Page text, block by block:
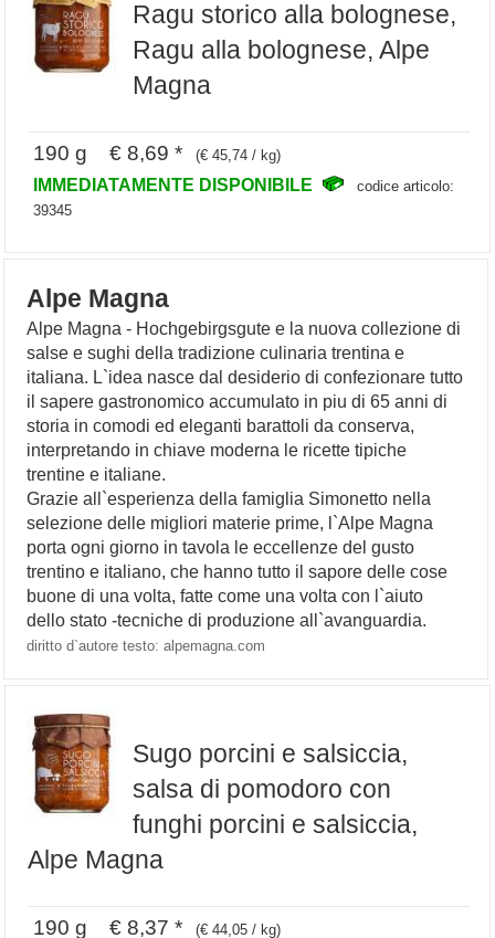
Ragu storico alla bolognese,
Ragu alla bolognese, Alpe
Magna
190 g € 8,69 * (€ 45,74 / kg)
IMMEDIATAMENTE DISPONIBILE
codice articolo:
39345
Alpe Magna
Alpe Magna - Hochgebirgsgute e la nuova collezione di
salse e sughi della tradizione culinaria trentina e
italiana. L`idea nasce dal desiderio di confezionare tutto
il sapere gastronomico accumulato in piu di 65 anni di
storia in comodi ed eleganti barattoli da conserva,
interpretando in chiave moderna le ricette tipiche
trentine e italiane.
Grazie all`esperienza della famiglia Simonetto nella
selezione delle migliori materie prime, l`Alpe Magna
porta ogni giorno in tavola le eccellenze del gusto
trentino e italiano, che hanno tutto il sapore delle cose
buone di una volta, fatte come una volta con l`aiuto
dello stato -tecniche di produzione all`avanguardia.
diritto d`autore testo: alpemagna.com
Sugo porcini e salsiccia,
salsa di pomodoro con
funghi porcini e salsiccia,
Alpe Magna
190 g € 8,37 * (€ 44,05 / kg)